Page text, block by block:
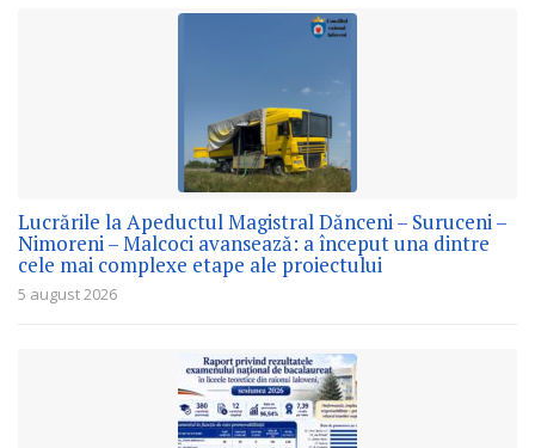
Lucrările la Apeductul Magistral Dănceni – Suruceni –
Nimoreni – Malcoci avansează: a început una dintre
cele mai complexe etape ale proiectului
5 august 2026